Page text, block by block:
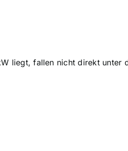
liegt, fallen nicht direkt unter